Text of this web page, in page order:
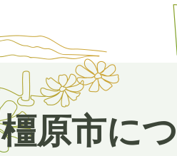
橿原市に